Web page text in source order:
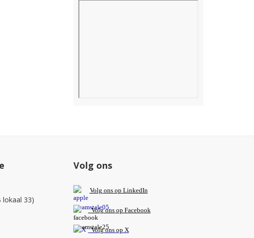
lokaal 33)
Volg ons
Volg ons op LinkedIn
Volg ons op Facebook
Volg ons op X